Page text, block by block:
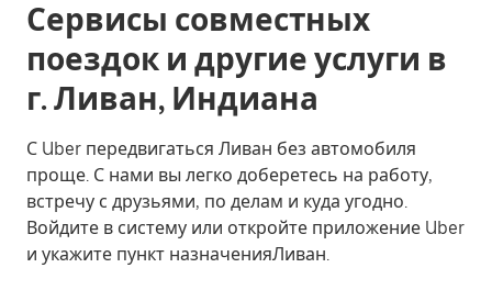
Сервисы совместных
поездок и другие услуги в
г. Ливан, Индиана
С Uber передвигаться Ливан без автомобиля
проще. С нами вы легко доберетесь на работу,
встречу с друзьями, по делам и куда угодно.
Войдите в систему или откройте приложение Uber
и укажите пункт назначенияЛиван.